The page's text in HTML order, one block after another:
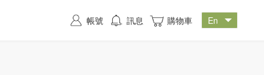
帳號 訊息 購物車